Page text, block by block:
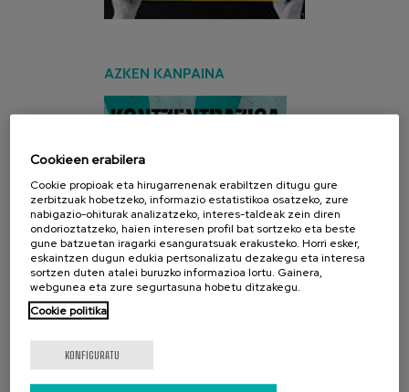
AZKEN KANPAINA
Cookieen erabilera
Cookie propioak eta hirugarrenenak erabiltzen ditugu gure
zerbitzuak hobetzeko, informazio estatistikoa osatzeko, zure
nabigazio-ohiturak analizatzeko, interes-taldeak zein diren
ondorioztatzeko, haien interesen profil bat sortzeko eta beste
gune batzuetan iragarki esanguratsuak erakusteko. Horri esker,
eskaintzen dugun edukia pertsonalizatu dezakegu eta interesa
sortzen duten atalei buruzko informazioa lortu. Gainera,
webgunea eta zure segurtasuna hobetu ditzakegu.
Cookie politika
KONFIGURATU